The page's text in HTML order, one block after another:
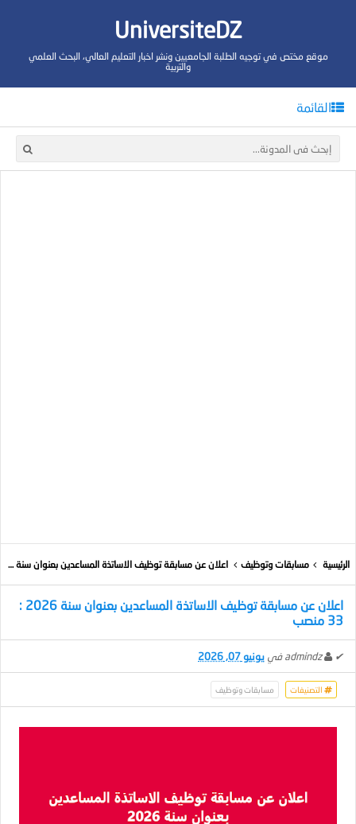
UniversiteDZ
موقع مختص في توجيه الطلبة الجامعيين ونشر اخبار التعليم العالي، البحث العلمي
والتربية
القائمة
الرئيسية مسابقات وتوظيف اعلان عن مسابقة توظيف الاساتذة المساعدين بعنوان سنة 2026 : 33 منصب
اعلان عن مسابقة توظيف الاساتذة المساعدين بعنوان سنة 2026 :
33 منصب
✔
admindz في يونيو 07, 2026
التصنيفات مسابقات وتوظيف